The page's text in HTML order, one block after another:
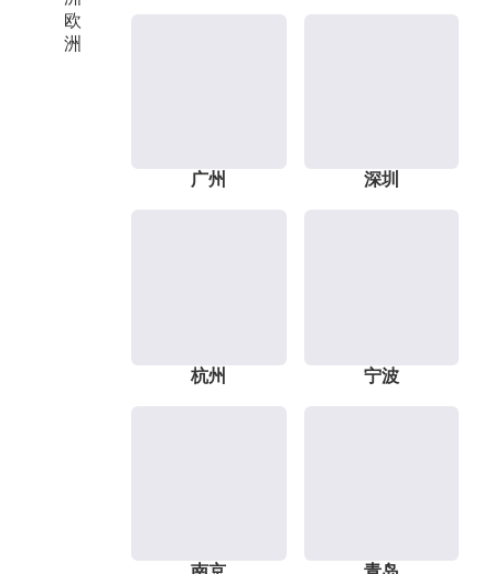
欧
洲
广州 深圳
杭州 宁波